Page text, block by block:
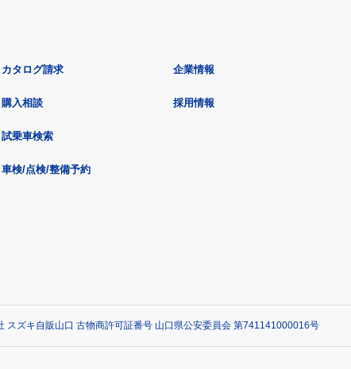
カタログ請求
購入相談
試乗車検索
車検/点検/整備予約
企業情報
採用情報
スズキ自販山口 古物商許可証番号 山口県公安委員会 第741141000016号